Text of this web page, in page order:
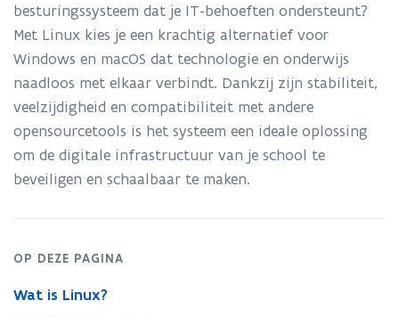
Linux:
voor
Windows
macOS
besturingssysteem dat je IT-behoeften ondersteunt?
Met Linux kies je een krachtig alternatief voor
Windows en macOS dat technologie en onderwijs
naadloos met elkaar verbindt. Dankzij zijn stabiliteit,
veelzijdigheid en compatibiliteit met andere
opensourcetools is het systeem een ideale oplossing
om de digitale infrastructuur van je school te
beveiligen en schaalbaar te maken.
OP DEZE PAGINA
Wat is Linux?